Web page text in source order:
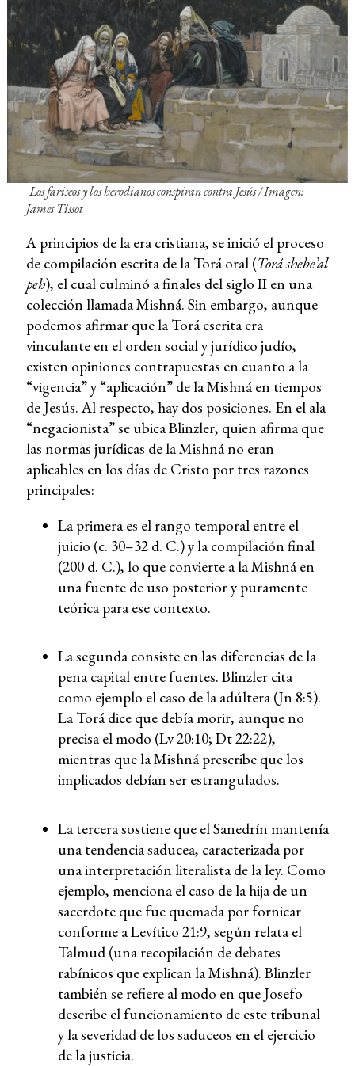
Los fariseos y los herodianos conspiran contra Jesús / Imagen:
James Tissot
A principios de la era cristiana, se inició el proceso
de compilación escrita de la Torá oral (Torá shebe’al
peh), el cual culminó a finales del siglo II en una
colección llamada Mishná. Sin embargo, aunque
podemos afirmar que la Torá escrita era
vinculante en el orden social y jurídico judío,
existen opiniones contrapuestas en cuanto a la
“vigencia” y “aplicación” de la Mishná en tiempos
de Jesús. Al respecto, hay dos posiciones. En el ala
“negacionista” se ubica Blinzler, quien afirma que
las normas jurídicas de la Mishná no eran
aplicables en los días de Cristo por tres razones
principales:
La primera es el rango temporal entre el
juicio (c. 30–32 d. C.) y la compilación final
(200 d. C.), lo que convierte a la Mishná en
una fuente de uso posterior y puramente
teórica para ese contexto.
La segunda consiste en las diferencias de la
pena capital entre fuentes. Blinzler cita
como ejemplo el caso de la adúltera (Jn 8:5).
La Torá dice que debía morir, aunque no
precisa el modo (Lv 20:10; Dt 22:22),
mientras que la Mishná prescribe que los
implicados debían ser estrangulados.
La tercera sostiene que el Sanedrín mantenía
una tendencia saducea, caracterizada por
una interpretación literalista de la ley. Como
ejemplo, menciona el caso de la hija de un
sacerdote que fue quemada por fornicar
conforme a Levítico 21:9, según relata el
Talmud (una recopilación de debates
rabínicos que explican la Mishná). Blinzler
también se refiere al modo en que Josefo
describe el funcionamiento de este tribunal
y la severidad de los saduceos en el ejercicio
de la justicia.